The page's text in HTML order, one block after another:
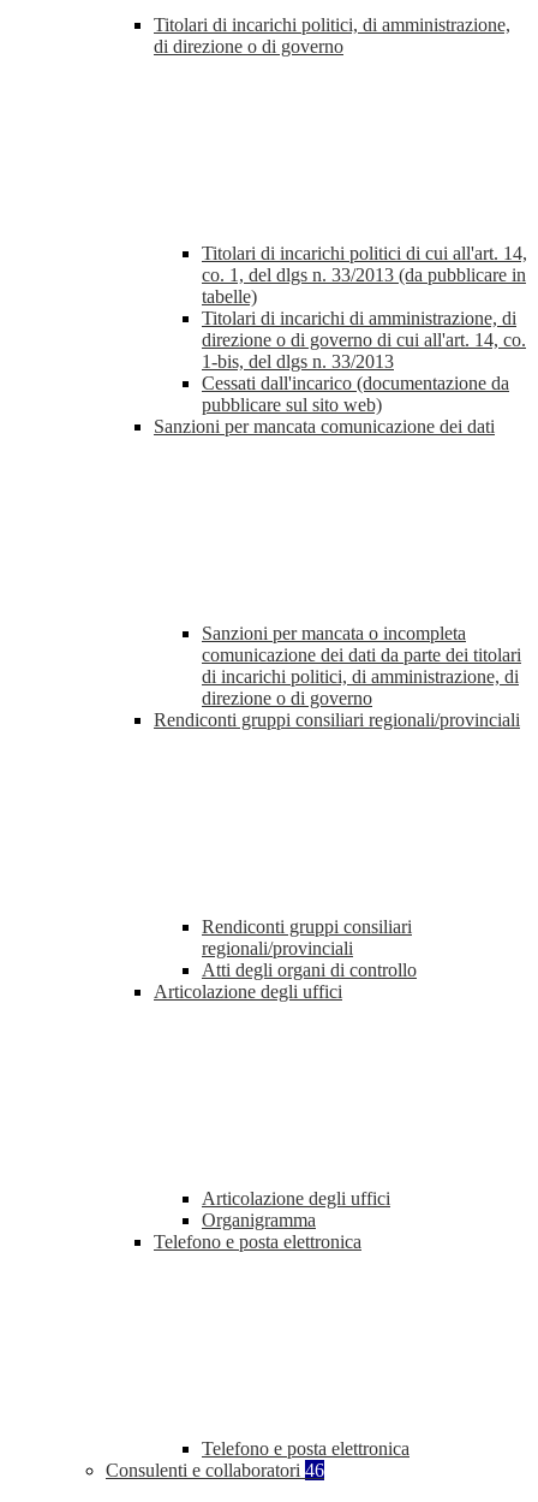
Titolari di incarichi politici, di amministrazione,
di direzione o di governo
Titolari di incarichi politici di cui all'art. 14,
co. 1, del dlgs n. 33/2013 (da pubblicare in
tabelle)
Titolari di incarichi di amministrazione, di
direzione o di governo di cui all'art. 14, co.
1-bis, del dlgs n. 33/2013
Cessati dall'incarico (documentazione da
pubblicare sul sito web)
Sanzioni per mancata comunicazione dei dati
Sanzioni per mancata o incompleta
comunicazione dei dati da parte dei titolari
di incarichi politici, di amministrazione, di
direzione o di governo
Rendiconti gruppi consiliari regionali/provinciali
Rendiconti gruppi consiliari
regionali/provinciali
Atti degli organi di controllo
Articolazione degli uffici
Articolazione degli uffici
Organigramma
Telefono e posta elettronica
Telefono e posta elettronica
Consulenti e collaboratori 46